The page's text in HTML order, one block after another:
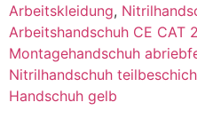
Arbeitskleidung,
Arbeitshandschuh CE CAT 2
Montagehandschuh
Nitrilhandschuh
Handschuh gelb